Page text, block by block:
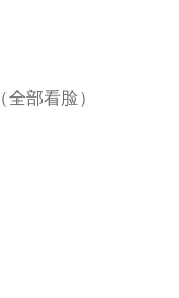
部看脸）